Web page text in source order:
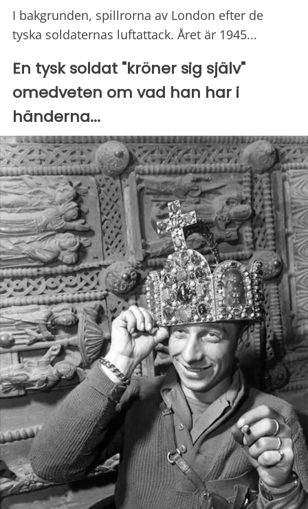
I bakgrunden, spillrorna av London efter de
tyska soldaternas luftattack. Året är 1945...
En tysk soldat "kröner sig själv"
omedveten om vad han har i
händerna...